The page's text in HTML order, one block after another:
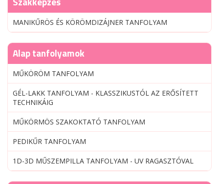
MANIKŰRÖS ÉS KÖRÖMDIZÁJNER TANFOLYAM
Alap tanfolyamok
MŰKÖRÖM TANFOLYAM
GÉL-LAKK TANFOLYAM - KLASSZIKUSTÓL AZ ERŐSÍTETT
TECHNIKÁIG
MŰKÖRMÖS SZAKOKTATÓ TANFOLYAM
PEDIKŰR TANFOLYAM
1D-3D MŰSZEMPILLA TANFOLYAM - UV RAGASZTÓVAL